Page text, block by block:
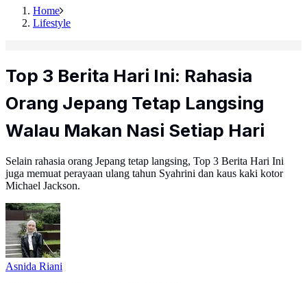
Home
Lifestyle
Top 3 Berita Hari Ini: Rahasia
Orang Jepang Tetap Langsing
Walau Makan Nasi Setiap Hari
Selain rahasia orang Jepang tetap langsing, Top 3 Berita Hari Ini
juga memuat perayaan ulang tahun Syahrini dan kaus kaki kotor
Michael Jackson.
Asnida Riani